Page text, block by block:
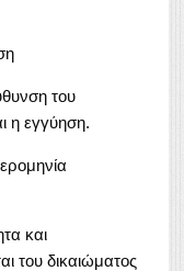
του
η εγγύηση.
και
του δικαιώματος